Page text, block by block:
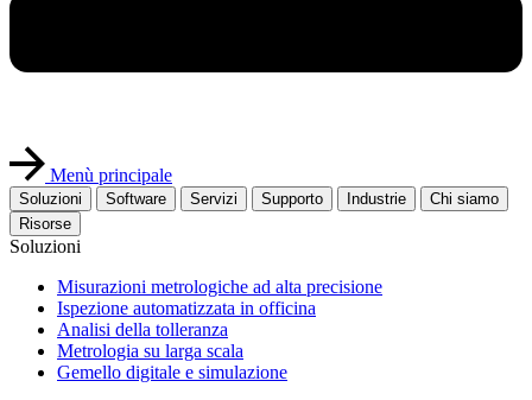
Menù principale
Soluzioni Software Servizi Supporto Industrie
Chi siamo
Risorse
Soluzioni
Misurazioni metrologiche ad alta precisione
Ispezione automatizzata in officina
Analisi della tolleranza
Metrologia su larga scala
Gemello digitale e simulazione